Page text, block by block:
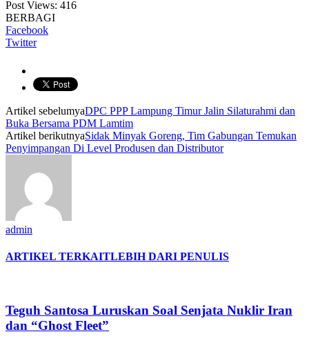
Post Views: 416
BERBAGI
Facebook
Twitter
Artikel sebelumyaDPC PPP Lampung Timur Jalin Silaturahmi dan
Buka Bersama PDM Lamtim
Artikel berikutnyaSidak Minyak Goreng, Tim Gabungan Temukan
Penyimpangan Di Level Produsen dan Distributor
admin
ARTIKEL TERKAITLEBIH DARI PENULIS
Teguh Santosa Luruskan Soal Senjata Nuklir Iran
dan “Ghost Fleet”